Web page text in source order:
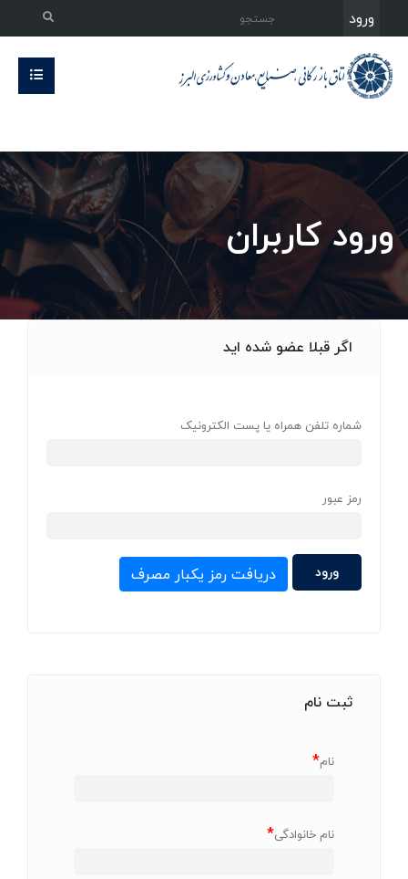
ورود
ورود کاربران
اگر قبلا عضو شده اید
شماره تلفن همراه یا پست الکترونیک
رمز عبور
دریافت رمز یکبار مصرف
ثبت نام
نام*
نام خانوادگی*